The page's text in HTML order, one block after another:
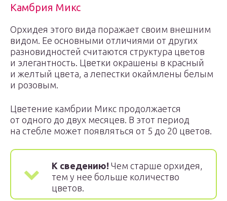
Камбрия Микс
Орхидея этого вида поражает своим внешним
видом. Ее основными отличиями от других
разновидностей считаются структура цветов
и элегантность. Цветки окрашены в красный
и желтый цвета, а лепестки окаймлены белым
и розовым.
Цветение камбрии Микс продолжается
от одного до двух месяцев. В этот период
на стебле может появляться от 5 до 20 цветов.
К сведению! Чем старше орхидея,
тем у нее больше количество
цветов.